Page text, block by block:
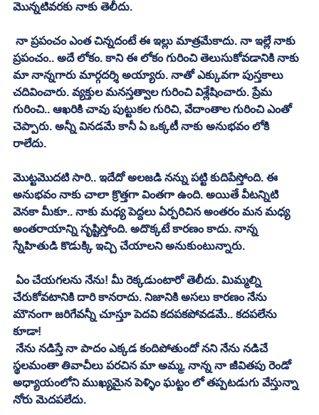
మొన్నటివరకు నాకు తెలీదు.
ప్రపంచం.. అదే లోకం. కాని ఈ లోకం గురించి తెలుసుకోవడానికి నాకు
మా నాన్నగారు మార్గదర్శి అయ్యారు. నాతో ఎక్కువగా పుస్తకాలు
చదివించారు. వ్యక్తుల మనస్తత్వాల గురించి విశ్లేషించారు. ప్రేమ
గురించి.. ఆఖరికి చావు పుట్టుకల గురిచి, వేదాంతాల గురించి ఎంతో
చెప్పారు. అన్నీ వినడమే కానీ ఏ ఒక్కటీ నాకు అనుభవం లోకి
రాలేదు.
మొట్టమొదటి సారి.. ఇదేదో అలజడి నన్ను పట్టి కుదిపేస్తోంది. ఈ
అనుభవం నాకు చాలా క్రొత్తగా వింతగా ఉంది. అయితే వీటన్నిటి
వెనకా మీకూ.. నాకు మధ్య పెద్దలు ఏర్పరిచిన అంతరం మన మధ్య
అంతరాయాన్ని సృష్టిస్తోంది. అదొక్కటే కారణం కాదు. నాన్న
స్నేహితుడి కొడుక్కి ఇచ్చి చేయాలని అనుకుంటున్నారు.
చేరుకోవటానికి దారి కానరాదు. నిజానికి అసలు కారణం నేను
మౌనంగా జరిగేవన్నీ చూస్తూ పెదవి కదపకపోవడమే.. కదపలేను
కూడా!
స్థలమంతా తివాచీలు పరచిన మా అమ్మ, నాన్న నా జీవితపు రెండో
అధ్యాయంలోని ముఖ్యమైన పెళ్ళిం ఘట్టం లో తప్పటడుగు వేస్తున్నా
నోరు మెదపలేదు.